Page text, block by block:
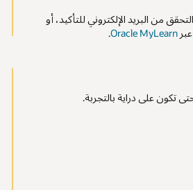
من البريد الإلكتروني للتأكيد، أو
Oracle MyLearn
.
تكون على دراية بالتجربة.